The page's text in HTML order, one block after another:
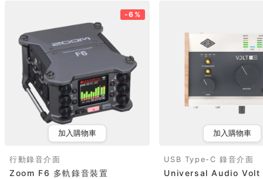
-6%
加入購物車
行動錄音介面
Zoom F6 多軌錄音裝置
加入購物車
USB Type-C 錄音介面
Universal Audio Volt